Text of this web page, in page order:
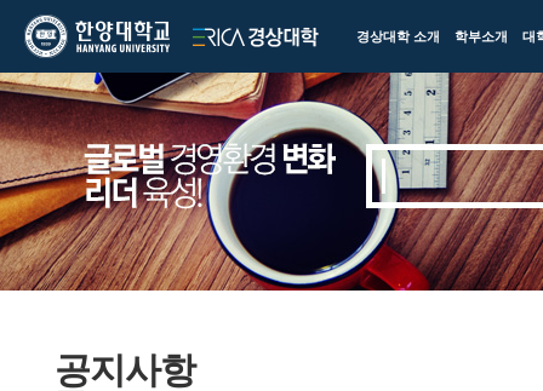
한양대학교
한양대학교
ERICA
경상대학
경상대학 소개 학부소개 대
공지사항